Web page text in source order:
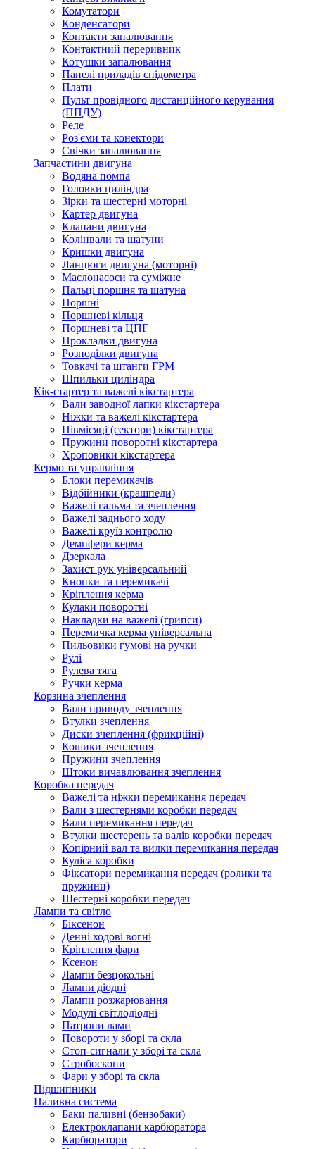
Комутатори
Конденсатори
Контакти запалювання
Контактний переривник
Котушки запалювання
Панелі приладів спідометра
Плати
Пульт провідного дистанційного керування
(ППДУ)
Реле
Роз'єми та конектори
Свічки запалювання
Запчастини двигуна
Водяна помпа
Головки циліндра
Зірки та шестерні моторні
Картер двигуна
Клапани двигуна
Колінвали та шатуни
Кришки двигуна
Ланцюги двигуна (моторні)
Маслонасоси та суміжне
Пальці поршня та шатуна
Поршні
Поршневі кільця
Поршневі та ЦПГ
Прокладки двигуна
Розподілки двигуна
Товкачі та штанги ГРМ
Шпильки циліндра
Кік-стартер та важелі кікстартера
Вали заводної лапки кікстартера
Ніжки та важелі кікстартера
Півмісяці (сектори) кікстартера
Пружини поворотні кікстартера
Хроповики кікстартера
Кермо та управління
Блоки перемикачів
Відбійники (крашпеди)
Важелі гальма та зчеплення
Важелі заднього ходу
Важелі круїз контролю
Демпфери керма
Дзеркала
Захист рук універсальний
Кнопки та перемикачі
Кріплення керма
Кулаки поворотні
Накладки на важелі (грипси)
Перемичка керма універсальна
Пильовики гумові на ручки
Рулі
Рулева тяга
Ручки керма
Корзина зчеплення
Вали приводу зчеплення
Втулки зчеплення
Диски зчеплення (фрикційні)
Кошики зчеплення
Пружини зчеплення
Штоки вичавлювання зчеплення
Коробка передач
Важелі та ніжки перемикання передач
Вали з шестернями коробки передач
Вали перемикання передач
Втулки шестерень та валів коробки передач
Копірний вал та вилки перемикання передач
Куліса коробки
Фіксатори перемикання передач (ролики та
пружини)
Шестерні коробки передач
Лампи та світло
Біксенон
Денні ходові вогні
Кріплення фари
Ксенон
Лампи безцокольні
Лампи діодні
Лампи розжарювання
Модулі світлодіодні
Патрони ламп
Повороти у зборі та скла
Стоп-сигнали у зборі та скла
Стробоскопи
Фари у зборі та скла
Підшипники
Паливна система
Баки паливні (бензобаки)
Електроклапани карбюратора
Карбюратори